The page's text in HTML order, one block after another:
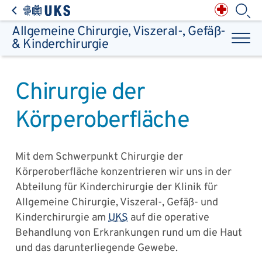
Direkt zum Inhalt springen
Allgemeine Chirurgie, Viszeral-, Gefäß-
& Kinderchirurgie
Suchbegriff
Kliniken & medizinische Einrichtungen
Chirurgie, Orthopädie &
Reha
Frauenheilkunde &
Pathologie &
Rechtsmedizin
Radiodiagnostik,
Nuklearmedizin &
Transplantationen
Chirurgie der
Körperoberfläche
Mit dem Schwerpunkt Chirurgie der
Körperoberfläche konzentrieren wir uns in der
Abteilung für Kinderchirurgie der Klinik für
Allgemeine Chirurgie, Viszeral-, Gefäß- und
Kinderchirurgie am UKS auf die operative
Behandlung von Erkrankungen rund um die Haut
und das darunterliegende Gewebe.